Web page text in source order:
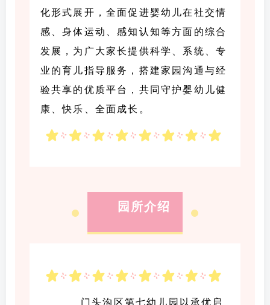
化形式展开，全面促进婴幼儿在社交情
感、身体运动、感知认知等方面的综合
发展，为广大家长提供科学、系统、专
业的育儿指导服务，搭建家园沟通与经
验共享的优质平台，共同守护婴幼儿健
康、快乐、全面成长。
园所介绍
门头沟区第七幼儿园以承优启